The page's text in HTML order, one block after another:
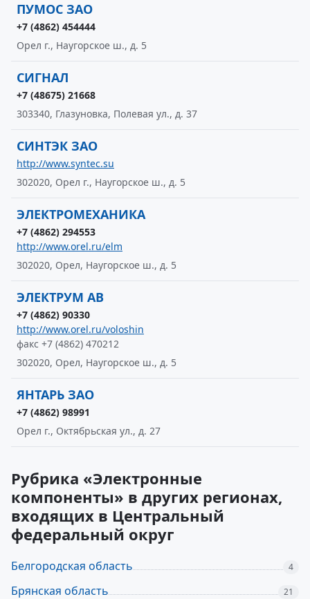
ПУМОС ЗАО
+7 (4862) 454444
Орел г., Наугорское ш., д. 5
СИГНАЛ
+7 (48675) 21668
303340, Глазуновка, Полевая ул., д. 37
СИНТЭК ЗАО
http://www.syntec.su
302020, Орел г., Наугорское ш., д. 5
ЭЛЕКТРОМЕХАНИКА
+7 (4862) 294553
http://www.orel.ru/elm
302020, Орел, Наугорское ш., д. 5
ЭЛЕКТРУМ АВ
+7 (4862) 90330
http://www.orel.ru/voloshin
факс +7 (4862) 470212
302020, Орел, Наугорское ш., д. 5
ЯНТАРЬ ЗАО
+7 (4862) 98991
Орел г., Октябрьская ул., д. 27
Рубрика «Электронные
компоненты» в других регионах,
входящих в Центральный
федеральный округ
Белгородская область 4
Брянская область 21